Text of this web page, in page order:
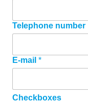
Telephone number
E-mail *
h
r
c
h
a
m
Checkboxes